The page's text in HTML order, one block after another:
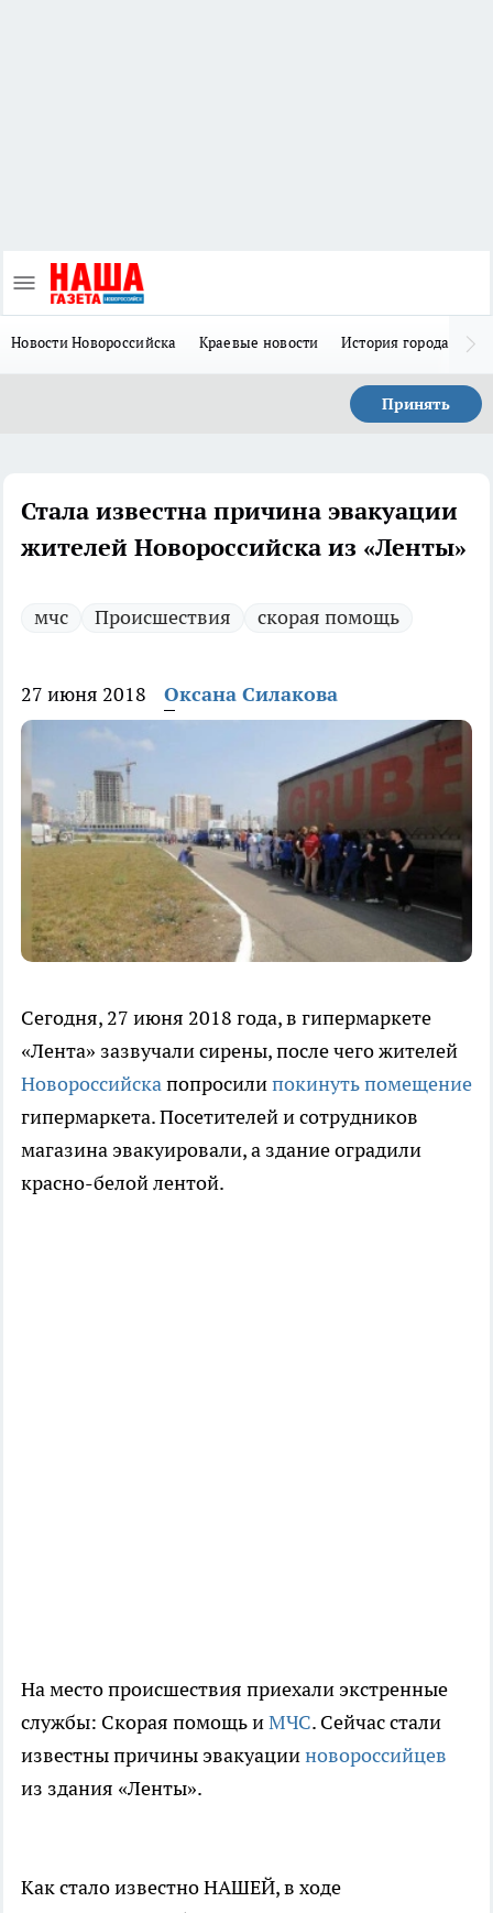
Новости Новороссийска Краевые новости История города Н
Принять
Стала известна причина эвакуации
жителей Новороссийска из «Ленты»
мчс Происшествия скорая помощь
27 июня 2018 Оксана Силакова
Сегодня, 27 июня 2018 года, в гипермаркете
«Лента» зазвучали сирены, после чего жителей
Новороссийскапопросилипокинуть помещение
гипермаркета. Посетителей и сотрудников
магазина эвакуировали, а здание оградили
красно-белой лентой.
На место происшествия приехали экстренные
службы: Скорая помощь иМЧС. Сейчас стали
известны причины эвакуацииновороссийцев
из здания «Ленты».
Как стало известно НАШЕЙ, в ходе